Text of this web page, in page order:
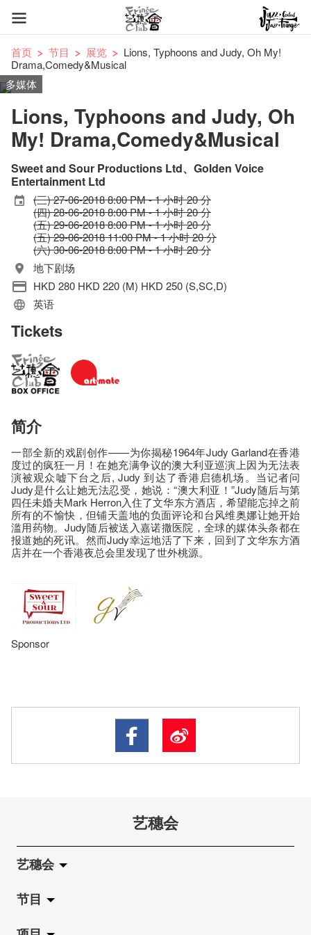
首页 节目 展览
Lions, Typhoons and Judy, Oh My!
Drama,Comedy&Musical
多媒体
Lions, Typhoons and Judy, Oh
My! Drama,Comedy&Musical
Sweet and Sour Productions Ltd、Golden Voice
Entertainment Ltd
(三) 27-06-2018 8:00 PM - 1 小时 20 分
(四) 28-06-2018 8:00 PM - 1 小时 20 分
(五) 29-06-2018 8:00 PM - 1 小时 20 分
(五) 29-06-2018 11:00 PM - 1 小时 20 分
(六) 30-06-2018 8:00 PM - 1 小时 20 分
地下剧场
HKD 280 HKD 220 (M) HKD 250 (S,SC,D)
英语
Tickets
简介
一部全新的戏剧创作——为你揭秘1964年Judy Garland在香港
度过的疯狂一月！在她充满争议的澳大利亚巡演上因为无法表
演被观众嘘下台之后, Judy 到达了香港启德机场。当记者问
Judy是什么让她无法忍受，她说：“澳大利亚！”Judy随后与第
四任未婚夫Mark Herron入住了文华东方酒店，希望能忘掉之前
所有的不愉快，但铺天盖地的负面评论和台风维奥娜让她开始
滥用药物。Judy随后被送入嘉诺撒医院，全球的媒体头条都在
报道她的死讯。然而Judy幸运地活了下来，回到了文华东方酒
店并在一个香港夜总会里发现了世外桃源。
Sponsor
艺穗会
艺穗会
关于艺穗会
节目